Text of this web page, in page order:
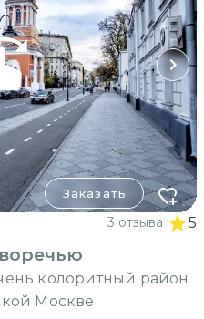
Заказать
3 отзыва 5
колоритный район
Москве